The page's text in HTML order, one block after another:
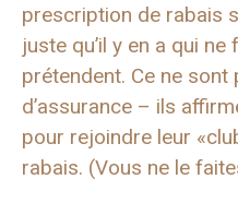
prescription de rabais
juste qu’il y en a qui
prétendent. Ce ne sont
d’assurance – ils
pour rejoindre leur
rabais. (Vous ne le